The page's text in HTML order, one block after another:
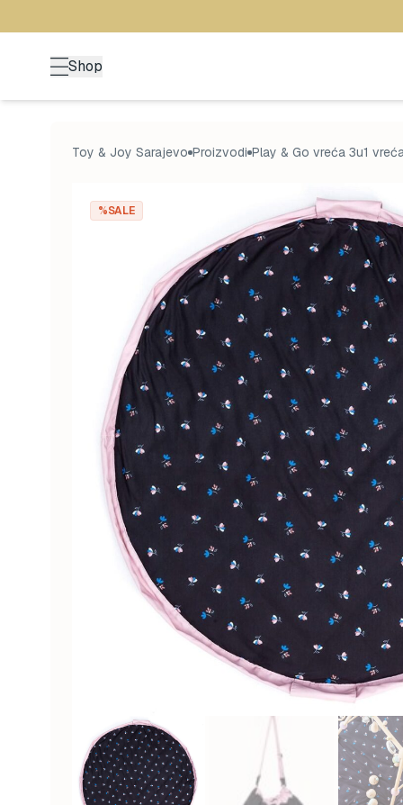
Shop
Toy & Joy Sarajevo Proizvodi Play & Go vreća 3u1
%SALE